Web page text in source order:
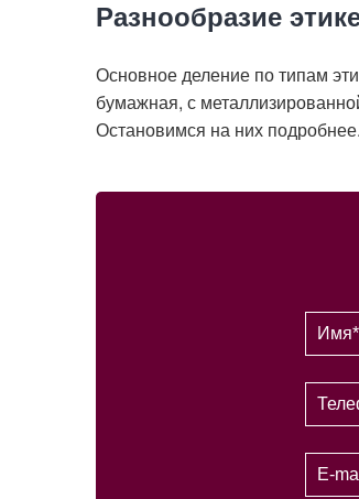
Разнообразие
Основное деление по типам
бумажная, с
Остановимся на них подробнее.